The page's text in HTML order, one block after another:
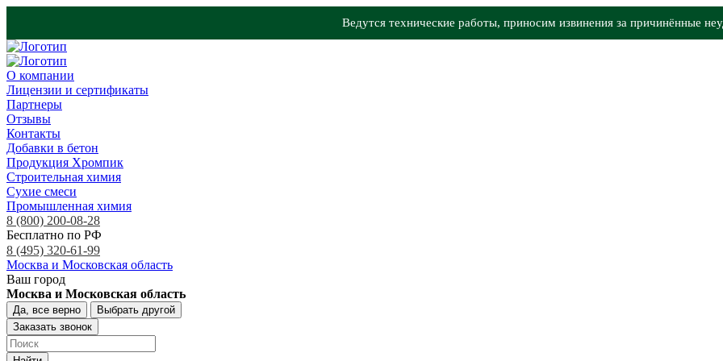
Ведутся технические работы, приносим извинения за причинённые
О компании
Лицензии и сертификаты
Партнеры
Отзывы
Контакты
Добавки в бетон
Продукция Хромпик
Строительная химия
Сухие смеси
Промышленная химия
8 (800) 200-08-28
Бесплатно по РФ
8 (495) 320-61-99
Москва и Московская область
Ваш город
Москва и Московская область
Да, все верно
Выбрать другой
Заказать звонок